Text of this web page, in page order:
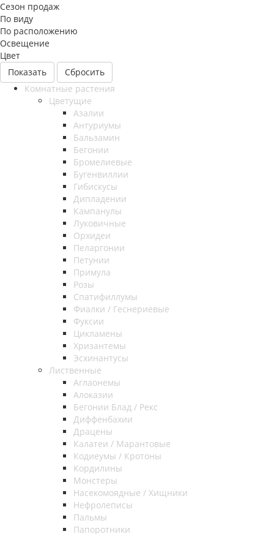
Сезон продаж
По виду
По расположению
Освещение
Цвет
Сбросить
Комнатные растения
Цветущие
Азалии
Антуриумы
Бальзамин
Бегонии
Бромелиевые
Бугенвиллии
Гибискусы
Дипладении
Кампанулы
Луковичные
Орхидеи
Пеларгонии
Петунии
Примула
Розы
Спатифиллумы
Фиалки / Геснериевые
Фуксии
Цикламены
Хризантемы
Эсхинантусы
Лиственные
Аглаонемы
Алоказии
Бегонии Блад / Рекс
Диффенбахии
Драцены
Калатеи / Марантовые
Кодиеумы / Кротоны
Кордилины
Монстеры
Насекомоядные / Хищники
Нефролеписы
Пальмы
Папоротники